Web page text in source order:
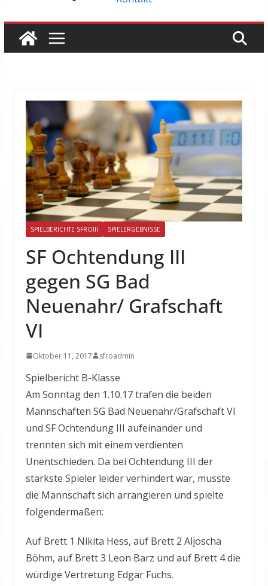
SPIELBERICHTE SFROIII SPIELERGEBNISSE
SF Ochtendung III
gegen SG Bad
Neuenahr/ Grafschaft
VI
Oktober 11, 2017 sfroadmin
Spielbericht B-Klasse
Am Sonntag den 1.10.17 trafen die beiden
Mannschaften SG Bad Neuenahr/Grafschaft VI
und SF Ochtendung III aufeinander und
trennten sich mit einem verdienten
Unentschieden. Da bei Ochtendung III der
stärkste Spieler leider verhindert war, musste
die Mannschaft sich arrangieren und spielte
folgendermaßen:
Auf Brett 1 Nikita Hess, auf Brett 2 Aljoscha
Böhm, auf Brett 3 Leon Barz und auf Brett 4 die
würdige Vertretung Edgar Fuchs.